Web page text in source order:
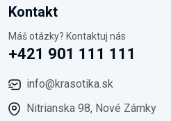
Kontakt
Máš otázky? Kontaktuj nás
+421 901 111 111
info@krasotika.sk
Nitrianska 98, Nové Zámky